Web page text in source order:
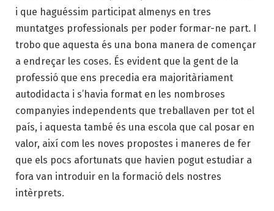
i que haguéssim participat almenys en tres
muntatges professionals per poder formar-ne part. I
trobo que aquesta és una bona manera de començar
a endreçar les coses. És evident que la gent de la
professió que ens precedia era majoritàriament
autodidacta i s’havia format en les nombroses
companyies independents que treballaven per tot el
país, i aquesta també és una escola que cal posar en
valor, així com les noves propostes i maneres de fer
que els pocs afortunats que havien pogut estudiar a
fora van introduir en la formació dels nostres
intèrprets.